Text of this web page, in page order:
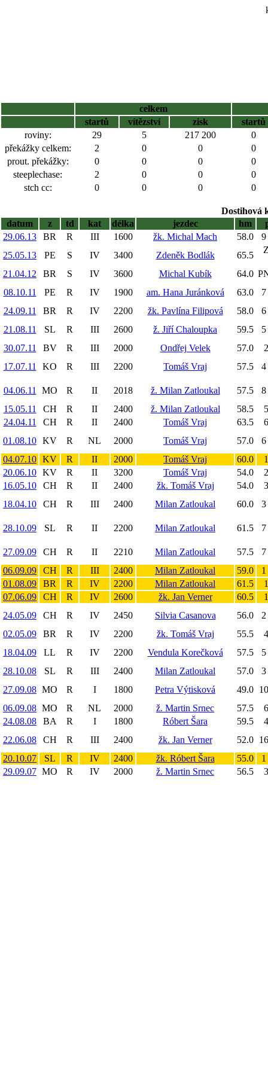
celkem
startů
vítězství zisk
startů
roviny:
29 5 217 200
0
překážky celkem:
2 0 0
0
prout. překážky:
0 0 0
0
steeplechase:
2 0 0
0
stch cc:
0 0 0 0
Dostihová
datum
z td kat délka jezdec hm
29.06.13
BR R III 1600 žk. Michal Mach 58.0
9
25.05.13
PE S IV 3400 Zdeněk Bodlák 65.5
21.04.12
BR S IV 3600 Michal Kubík 64.0
08.10.11
PE R IV 1900 am. Hana Juránková 63.0
24.09.11
BR R IV 2200 žk. Pavlína Filipová 58.0
6
21.08.11
SL R III 2600 ž. Jiří Chaloupka 59.5
30.07.11
BV R III 2000 Ondřej Velek 57.0
17.07.11
KO R III 2200 Tomáš Vraj 57.5 4
04.06.11 MO R II 2018 ž. Milan Zatloukal 57.5
8
15.05.11
CH R II 2400 ž. Milan Zatloukal 58.5
24.04.11
CH R II 2400 Tomáš Vraj 63.5
01.08.10 KV R NL 2000 Tomáš Vraj 57.0
6
04.07.10 KV R II 2000 Tomáš Vraj 60.0
20.06.10 KV R II 3200 Tomáš Vraj 54.0
16.05.10
CH R II 2400 žk. Tomáš Vraj 54.0
18.04.10
CH R III 2400 Milan Zatloukal 60.0 3
28.10.09 SL R II 2200 Milan Zatloukal 61.5
27.09.09 CH R II 2210 Milan Zatloukal 57.5
06.09.09
CH R III 2400 Milan Zatloukal 59.0
01.08.09
BR R IV 2200 Milan Zatloukal 61.5
07.06.09
CH R IV 2600 žk. Jan Verner 60.5
24.05.09
CH R IV 2450 Silvia Casanova 56.0
02.05.09
BR R IV 2200 žk. Tomáš Vraj 55.5
18.04.09
LL R IV 2200 Vendula Korečková 57.5
28.10.08
SL R III 2400 Milan Zatloukal 57.0
3
27.09.08 MO R I 1800 Petra Výtisková 49.0
06.09.08 MO R NL 2000 ž. Martin Srnec 57.5
24.08.08
BA R I 1800 Róbert Šara 59.5
22.06.08
CH R III 2400 žk. Jan Verner 52.0
20.10.07
SL R IV 2400 žk. Róbert Šara 55.0
29.09.07 MO R IV 2000 ž. Martin Srnec 56.5